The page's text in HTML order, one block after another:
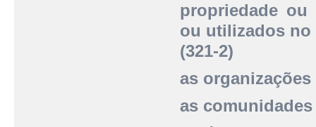
propriedade
ou utilizados no
(321-2)
as
as